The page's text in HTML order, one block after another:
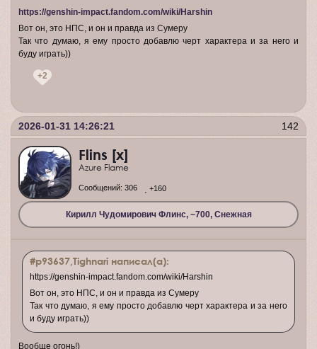
https://genshin-impact.fandom.com/wiki/Harshin
Вот он, это НПС, и он и правда из Сумеру
Так что думаю, я ему просто добавлю черт характера и за него и
буду играть))
+2
142
2026-01-31 14:26:21
Flins [x]
Azure Flame
Кирилл Чудомирович Флинс, ~700, Снежная
Сообщений: 306 +160
#p93637,Tighnari написал(а):
https://genshin-impact.fandom.com/wiki/Harshin
Вот он, это НПС, и он и правда из Сумеру
Так что думаю, я ему просто добавлю черт характера и за него
и буду играть))
Вообще огонь!)